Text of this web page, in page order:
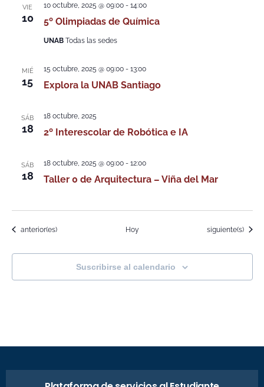
VIE
10 5º Olimpiadas de Química
10 octubre, 2025 @ 09:00- 14:00
UNAB Todas las sedes
MIÉ
15 Explora la UNAB Santiago
15 octubre, 2025 @ 09:00- 13:00
SÁB
18 2º Interescolar de Robótica e IA
18 octubre, 2025
SÁB
18 Taller 0 de Arquitectura – Viña del Mar
18 octubre, 2025 @ 09:00- 12:00
Eventos
anterior(es) Hoy Eventos
siguiente(s)
Suscribirse al calendario